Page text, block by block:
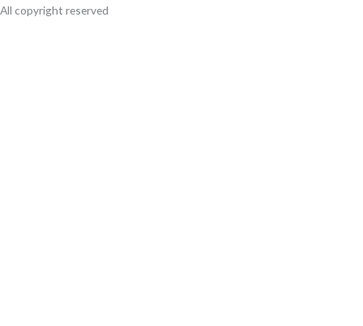
All copyright reserved